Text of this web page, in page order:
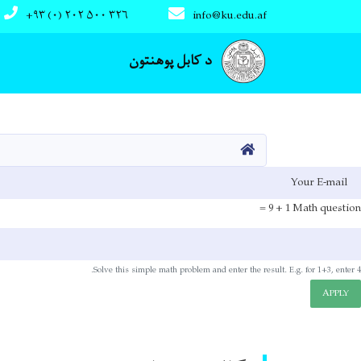
د کابل پوهنتون
info@ku.edu.af +۹۳ (۰) ۲۰۲ ۵۰۰ ۳۲۶
Main navigation
کور
E-mail
Math question
1 + 9 =
Solve this simple math problem and enter the result. E.g. for 1+3, enter 4.
APPLY